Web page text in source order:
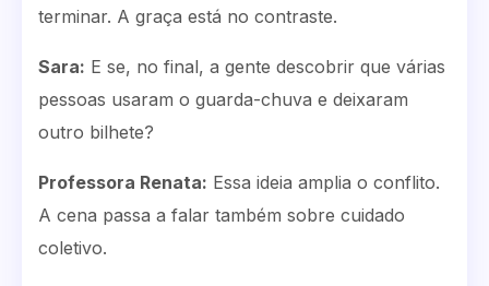
terminar. A graça está no contraste.
Sara: E se, no final, a gente descobrir que várias
pessoas usaram o guarda-chuva e deixaram
outro bilhete?
Professora Renata: Essa ideia amplia o conflito.
A cena passa a falar também sobre cuidado
coletivo.